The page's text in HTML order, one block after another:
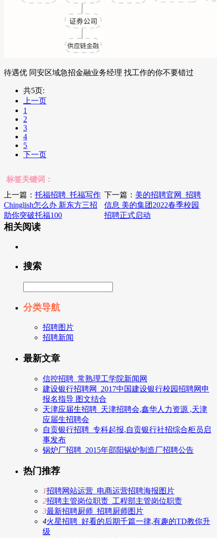
待遇优 同安区域急招金融业务经理 找工作的你不要错过
共5页:
上一页
1
2
3
4
5
下一页
标签关键词：
上一篇： 托福招聘_托福写作
Chinglish怎么办 新东方三招
助你突破托福100
下一篇： 美的招聘官网_招聘
信息 美的集团2022春季校园
招聘正式启动
相关阅读
搜索
分类导航
招聘图片
招聘新闻
最新文章
信控招聘_常熟理工学院新闻网
建设银行招聘网_2017中国建设银行校园招聘网申
报名指导 图文结合
天津应届生招聘_天津招聘会,鑫华人力资源 ,天津
应届生招聘会
自贡银行招聘_专科起报,自贡银行社招综合柜员启
事发布
锅炉厂招聘_2015年邵阳锅炉制造厂招聘公告
热门推荐
1招聘网站运营_电商运营招聘海报图片
2招聘主管岗位职责_工程部主管岗位职责
3最新招聘厨师_招聘厨师图片
4火星招聘_好看的后期千篇一律,有趣的TD教你升
级